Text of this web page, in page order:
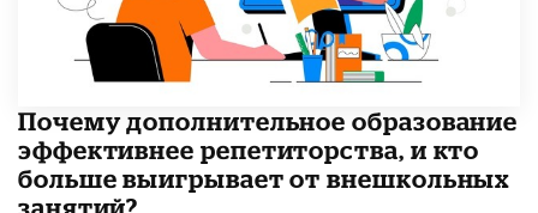
​Почему дополнительное образование
эффективнее репетиторства, и кто
больше выигрывает от внешкольных
занятий?